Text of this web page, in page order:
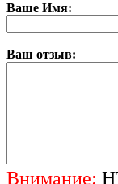
Ваше Имя:
Ваш отзыв:
Внимание: